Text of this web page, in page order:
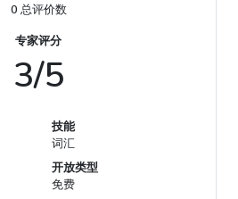
0 总评价数
专家评分
3/5
技能
词汇
开放类型
免费